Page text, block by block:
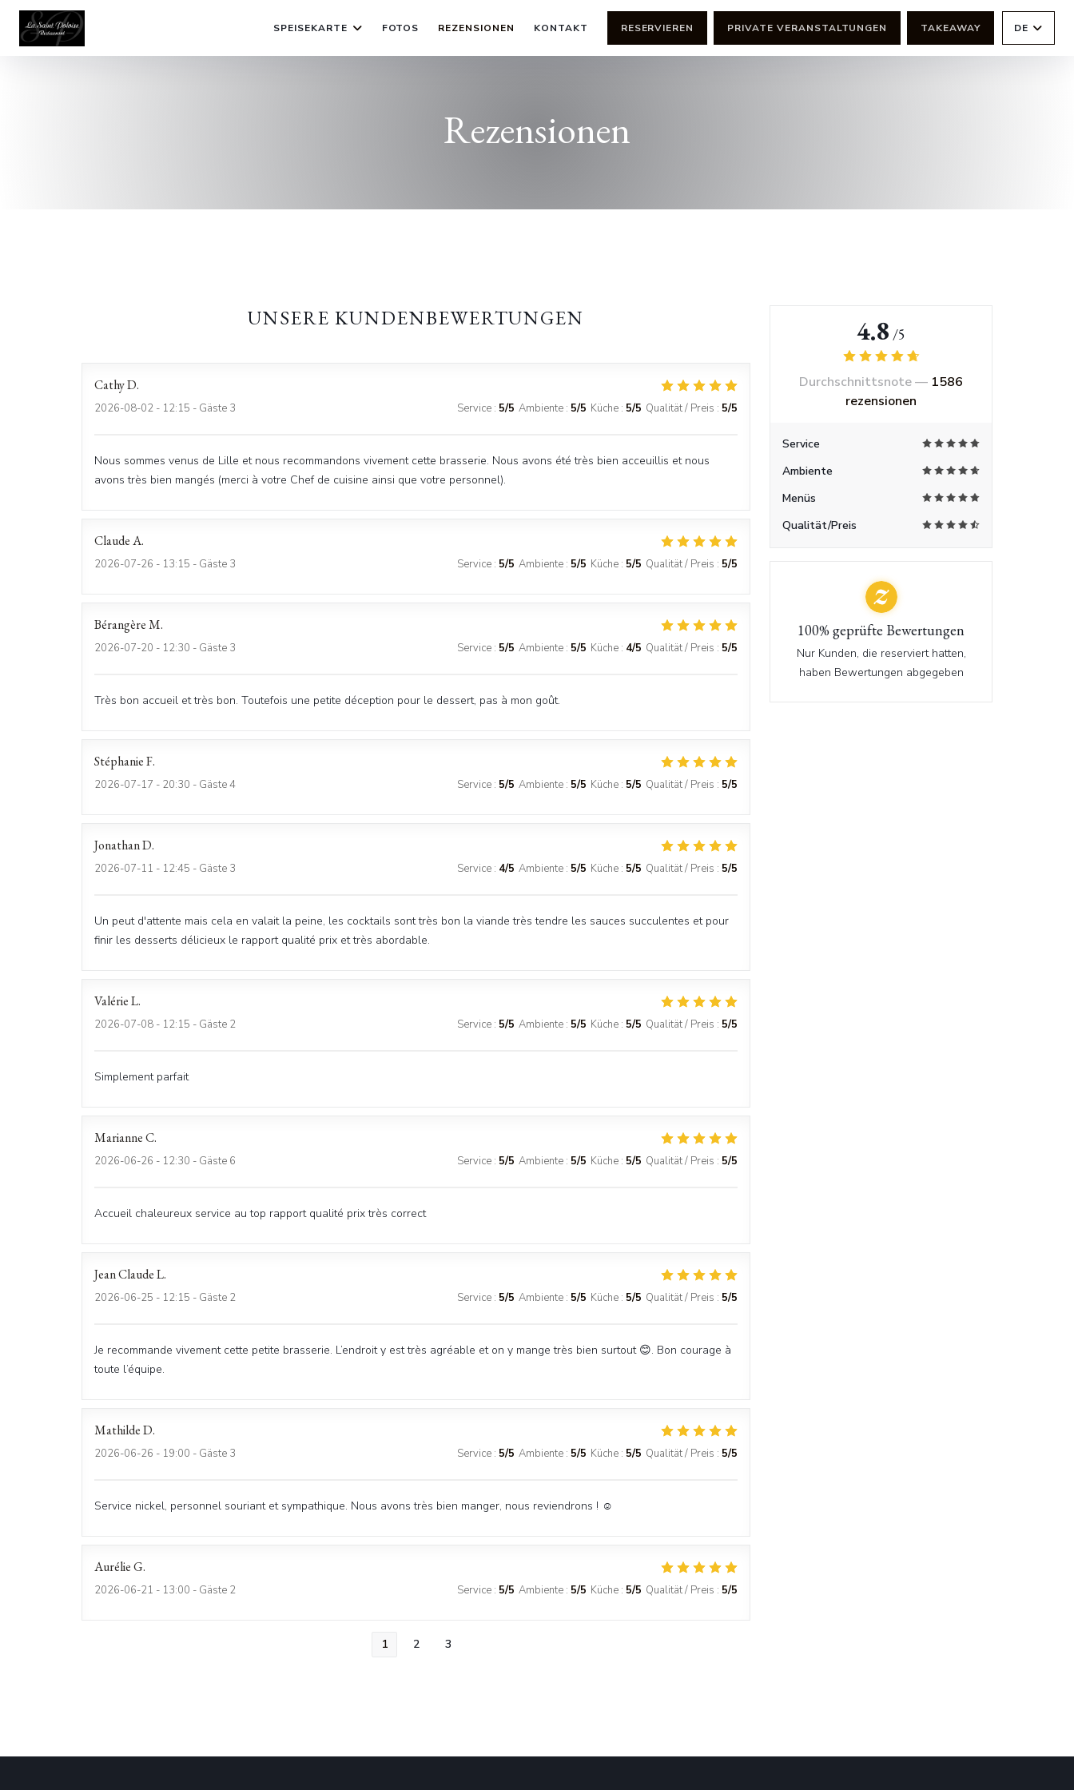
SPEISEKARTE FOTOS REZENSIONEN KONTAKT RESERVIEREN PRIVATE VERANSTALTUNGEN TAKEAWAY DE
Rezensionen
UNSERE KUNDENBEWERTUNGEN
CathyD
2026-08-02 - 12:15 - Gäste 3 Service : 5/5 Ambiente : 5/5 Küche : 5/5 Qualität / Preis : 5/5
Nous sommes venus de Lille et nous recommandons vivement cette brasserie. Nous avons été très bien acceuillis et nous
avons très bien mangés (merci à votre Chef de cuisine ainsi que votre personnel).
ClaudeA
2026-07-26 - 13:15 - Gäste 3 Service : 5/5 Ambiente : 5/5 Küche : 5/5 Qualität / Preis : 5/5
BérangèreM
2026-07-20 - 12:30 - Gäste 3 Service : 5/5 Ambiente : 5/5 Küche : 4/5 Qualität / Preis : 5/5
Très bon accueil et très bon. Toutefois une petite déception pour le dessert, pas à mon goût.
StéphanieF
2026-07-17 - 20:30 - Gäste 4 Service : 5/5 Ambiente : 5/5 Küche : 5/5 Qualität / Preis : 5/5
JonathanD
2026-07-11 - 12:45 - Gäste 3 Service : 4/5 Ambiente : 5/5 Küche : 5/5 Qualität / Preis : 5/5
Un peut d'attente mais cela en valait la peine, les cocktails sont très bon la viande très tendre les sauces succulentes et pour
finir les desserts délicieux le rapport qualité prix et très abordable.
ValérieL
2026-07-08 - 12:15 - Gäste 2 Service : 5/5 Ambiente : 5/5 Küche : 5/5 Qualität / Preis : 5/5
Simplement parfait
MarianneC
2026-06-26 - 12:30 - Gäste 6 Service : 5/5 Ambiente : 5/5 Küche : 5/5 Qualität / Preis : 5/5
Accueil chaleureux service au top rapport qualité prix très correct
Jean ClaudeL
2026-06-25 - 12:15 - Gäste 2 Service : 5/5 Ambiente : 5/5 Küche : 5/5 Qualität / Preis : 5/5
Je recommande vivement cette petite brasserie. L’endroit y est très agréable et on y mange très bien surtout 😊. Bon courage à
toute l’équipe.
MathildeD
2026-06-26 - 19:00 - Gäste 3 Service : 5/5 Ambiente : 5/5 Küche : 5/5 Qualität / Preis : 5/5
Service nickel, personnel souriant et sympathique. Nous avons très bien manger, nous reviendrons ! ☺️
AurélieG
2026-06-21 - 13:00 - Gäste 2 Service : 5/5 Ambiente : 5/5 Küche : 5/5 Qualität / Preis : 5/5
1 2 3
4.8 /5
Durchschnittsnote — 1586
rezensionen
Service
Ambiente
Menüs
Qualität/Preis
100% geprüfte Bewertungen
Nur Kunden, die reserviert hatten,
haben Bewertungen abgegeben